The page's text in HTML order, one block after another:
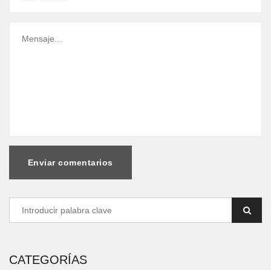
Enviar comentarios
CATEGORÍAS